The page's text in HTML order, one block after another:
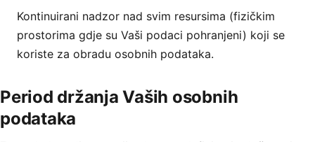
Kontinuirani nadzor nad svim resursima (fizičkim
prostorima gdje su Vaši podaci pohranjeni) koji se
koriste za obradu osobnih podataka.
Period držanja Vaših osobnih
podataka